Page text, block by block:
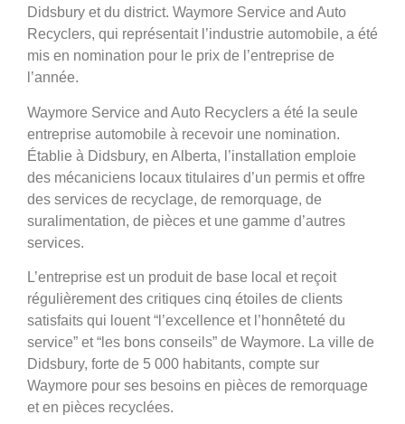
Didsbury et du district. Waymore Service and Auto
Recyclers, qui représentait l’industrie automobile, a été
mis en nomination pour le prix de l’entreprise de
l’année.
Waymore Service and Auto Recyclers a été la seule
entreprise automobile à recevoir une nomination.
Établie à Didsbury, en Alberta, l’installation emploie
des mécaniciens locaux titulaires d’un permis et offre
des services de recyclage, de remorquage, de
suralimentation, de pièces et une gamme d’autres
services.
L’entreprise est un produit de base local et reçoit
régulièrement des critiques cinq étoiles de clients
satisfaits qui louent “l’excellence et l’honnêteté du
service” et “les bons conseils” de Waymore. La ville de
Didsbury, forte de 5 000 habitants, compte sur
Waymore pour ses besoins en pièces de remorquage
et en pièces recyclées.